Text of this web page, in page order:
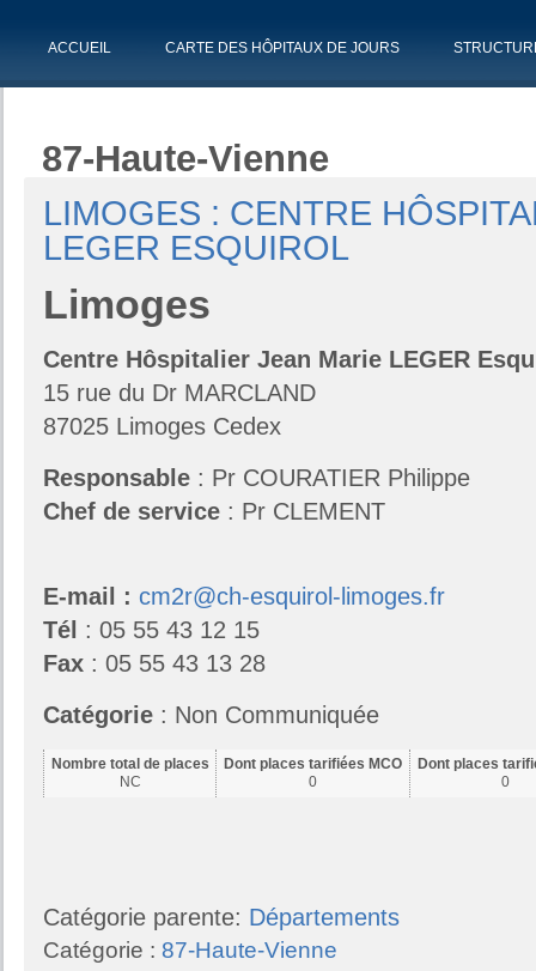
ACCUEIL CARTE DES HÔPITAUX DE JOURS
87-Haute-Vienne
LIMOGES : CENTRE
LEGER ESQUIROL
Limoges
Centre Hôspitalier Jean Marie LEGER
15 rue du Dr MARCLAND
87025 Limoges Cedex
Responsable : Pr COURATIER Philippe
Chef de service : Pr CLEMENT
E-mail : cm2r@ch-esquirol-limoges.fr
Tél : 05 55 43 12 15
Fax : 05 55 43 13 28
Catégorie : Non Communiquée
Nombre total de places
NC
Dont places tarifiées MCO
0
Dont places
0
Catégorie parente: Départements
Catégorie : 87-Haute-Vienne